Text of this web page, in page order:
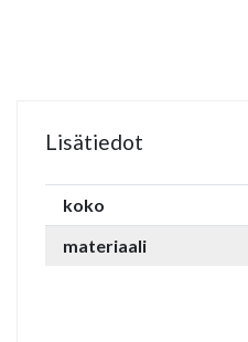
Lisätiedot
koko
materiaali